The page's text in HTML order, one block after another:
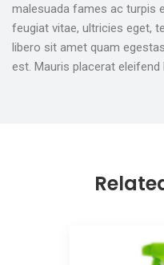
malesuada fames ac turpis
feugiat vitae, ultricies eget,
libero sit amet quam
est. Mauris placerat eleifend